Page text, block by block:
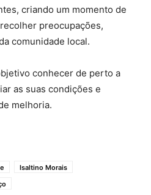
criando um momento de
preocupações,
comunidade local.
conhecer de perto a
as suas condições e
melhoria.
Isaltino Morais